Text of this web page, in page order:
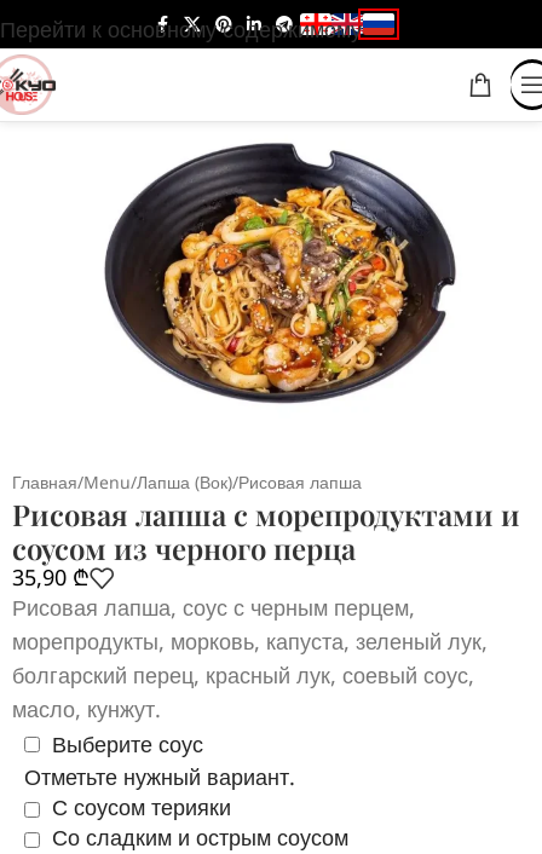
Перейти к основному содержимому
Главная/Menu/Лапша (Вок)/Рисовая лапша
Рисовая лапша с морепродуктами и
соусом из черного перца
35,90 ₾
Рисовая лапша, соус с черным перцем,
морепродукты, морковь, капуста, зеленый лук,
болгарский перец, красный лук, соевый соус,
масло, кунжут.
Выберите соус
Отметьте нужный вариант.
С соусом терияки
Со сладким и острым соусом